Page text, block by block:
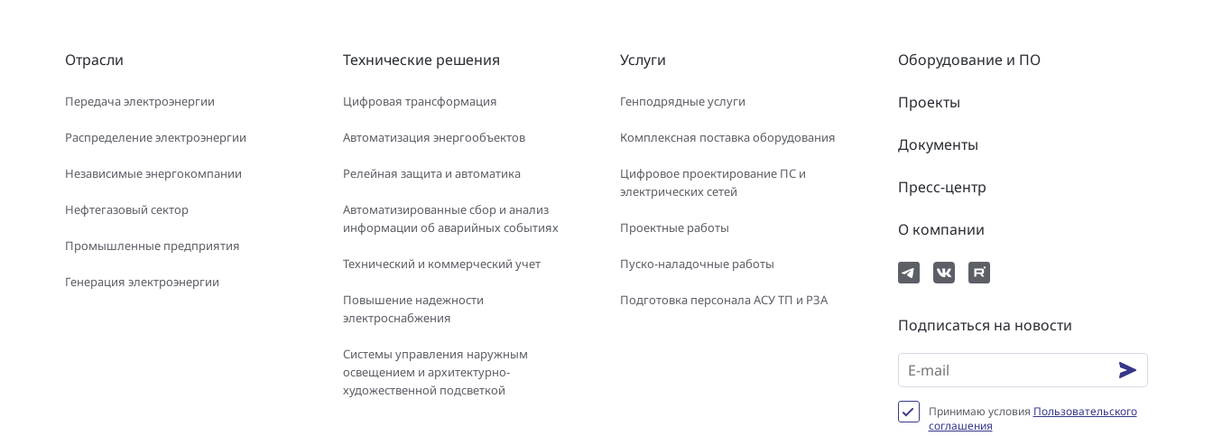
Отрасли
Передача электроэнергии
Распределение электроэнергии
Независимые энергокомпании
Нефтегазовый сектор
Промышленные предприятия
Генерация электроэнергии
Технические решения
Цифровая трансформация
Автоматизация энергообъектов
Релейная защита и автоматика
Автоматизированные сбор и анализ
информации об аварийных событиях
Технический и коммерческий учет
Повышение надежности
электроснабжения
Системы управления наружным
освещением и архитектурно-
художественной подсветкой
Услуги
Генподрядные услуги
Комплексная поставка оборудования
Цифровое проектирование ПС и
электрических сетей
Проектные работы
Пуско-наладочные работы
Подготовка персонала АСУ ТП и РЗА
Оборудование и ПО
Проекты
Документы
Пресс-центр
О компании
Подписаться на новости
Принимаю условия Пользовательского
соглашения